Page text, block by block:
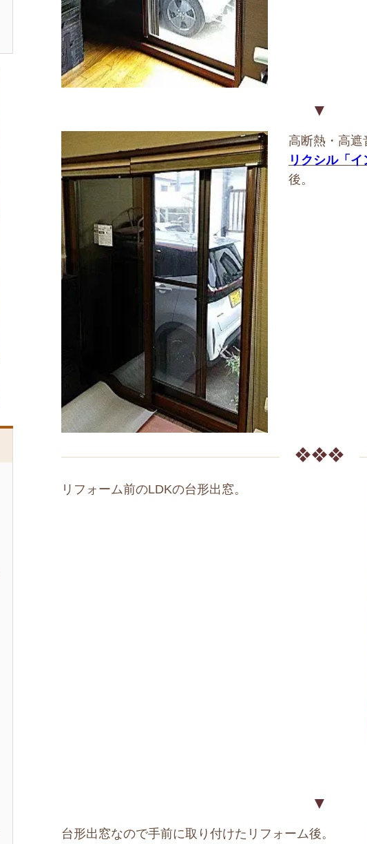
▼
高断熱・高
リクシル「イ
後。
❖❖❖
リフォーム前のLDKの台形出窓。
▼
台形出窓なので手前に取り付けたリフォーム後。